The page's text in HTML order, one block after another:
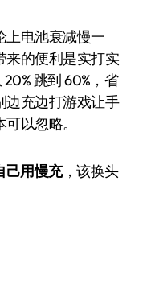
上电池衰减慢一
来的便利是实打实
跳到 60%，省
边充边打游戏让手
以忽略。
己用慢充，该换头